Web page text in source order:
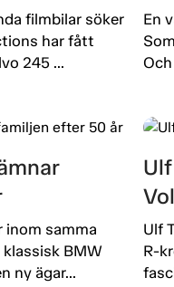
filmbilar söker
har fått
245 ...
En
inom samma
BMW
ny ägar...
Ulf
R-